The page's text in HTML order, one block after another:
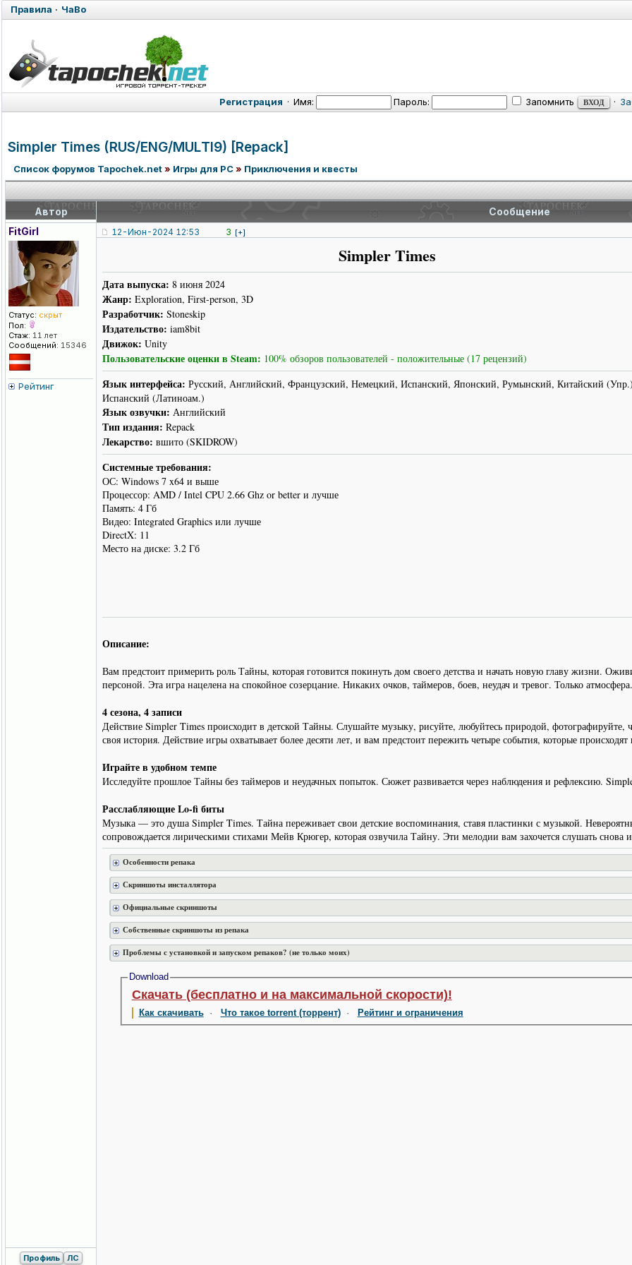
Правила · ЧаВо
Регистрация · Имя: Пароль: Запомнить ·
Simpler Times (RUS/ENG/MULTI9) [Repack]
Список форумов Tapochek.net» Игры для PC» Приключения и квесты
Автор
Сообщение
FitGirl
Статус: скрыт
Пол:
Стаж: 11 лет
Сообщений: 15346
Рейтинг
12-Июн-2024 12:53 3 [+]
Simpler Times
Дата выпуска: 8 июня 2024
Жанр: Exploration, First-person, 3D
Разработчик: Stoneskip
Издательство: iam8bit
Движок: Unity
Пользовательские оценки в Steam: 100% обзоров пользователей - положительные (17 рецензий)
Язык интерфейса: Русский, Английский, Французский, Немецкий, Испанский, Японский, Румынский, Китайский
Испанский (Латиноам.)
Язык озвучки: Английский
Тип издания: Repack
Лекарство: вшито (SKIDROW)
Системные требования:
ОС: Windows 7 x64 и выше
Процессор: AMD / Intel CPU 2.66 Ghz or better и лучше
Память: 4 Гб
Видео: Integrated Graphics или лучше
DirectX: 11
Место на диске: 3.2 Гб
Описание:
Вам предстоит примерить роль Тайны, которая готовится покинуть дом своего детства и начать новую главу жизни.
персоной. Эта игра нацелена на спокойное созерцание. Никаких очков, таймеров, боев, неудач и тревог. Только атмосфера.
4 сезона, 4 записи
Действие Simpler Times происходит в детской Тайны. Слушайте музыку, рисуйте, любуйтесь природой,
своя история. Действие игры охватывает более десяти лет, и вам предстоит пережить четыре события, которые
Играйте в удобном темпе
Исследуйте прошлое Тайны без таймеров и неудачных попыток. Сюжет развивается через наблюдения и рефлексию.
Расслабляющие Lo-fi биты
Музыка — это душа Simpler Times. Тайна переживает свои детские воспоминания, ставя пластинки с музыкой.
сопровождается лирическими стихами Мейв Крюгер, которая озвучила Тайну. Эти мелодии вам захочется слушать снова
Особенности репака
Скриншоты инсталлятора
Официальные скриншоты
Собственные скриншоты из репака
Проблемы с установкой и запуском репаков? (не только моих)
Download
Скачать (бесплатно и на максимальной скорости)!
Как скачивать· Что такое torrent (торрент)· Рейтинг и ограничения
Профиль ЛС